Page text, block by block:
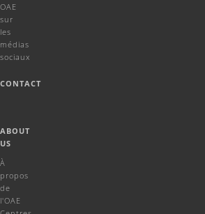
OAE
sur
les
médias
sociaux
CONTACT
ABOUT
US
À
propos
de
l'OAE